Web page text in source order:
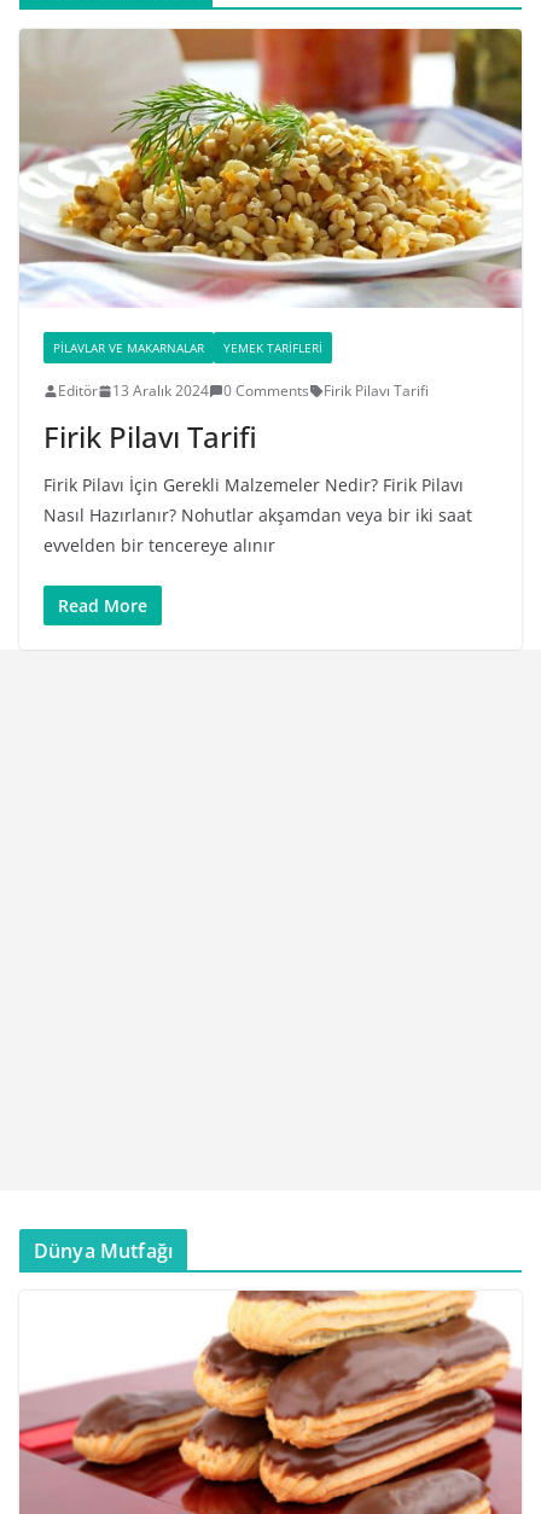
PILAVLAR VE MAKARNALAR YEMEK TARIFLERI
Editör 13 Aralık 2024 0 Comments Firik Pilavı Tarifi
Firik Pilavı Tarifi
Firik Pilavı İçin Gerekli Malzemeler Nedir? Firik Pilavı
Nasıl Hazırlanır? Nohutlar akşamdan veya bir iki saat
evvelden bir tencereye alınır
Read More
Dünya Mutfağı